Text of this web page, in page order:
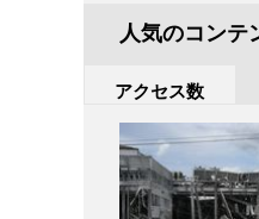
人気のコンテ
アクセス数